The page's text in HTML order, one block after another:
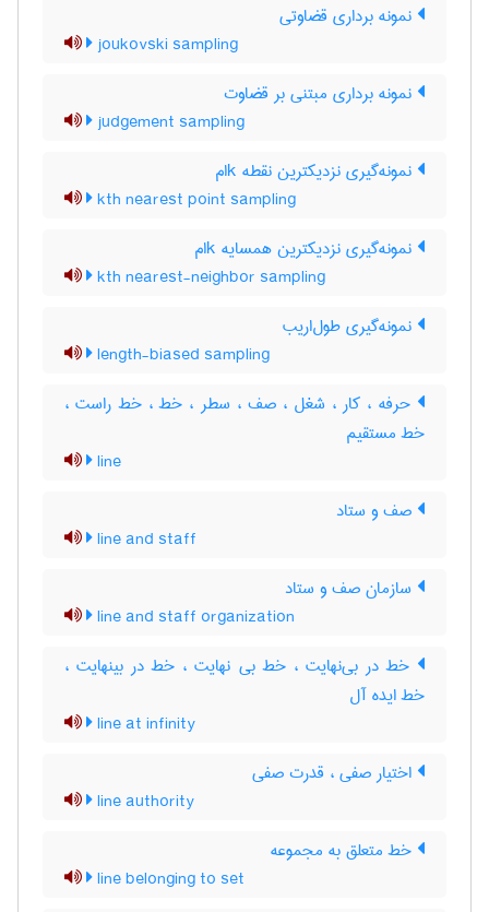
نمونه برداری قضاوتی
joukovski sampling
نمونه برداری مبتنی بر قضاوت
judgement sampling
نمونه‌گیری نزدیکترین نقطه kام
kth nearest point sampling
نمونه‌گیری نزدیکترین همسایه kام
kth nearest-neighbor sampling
نمونه‌گیری طول‌اریب
length-biased sampling
حرفه ، کار ، شغل ، صف ، سطر ، خط ، خط راست ،
خط مستقیم
line
صف و ستاد
line and staff
سازمان صف و ستاد
line and staff organization
خط در بی‌نهایت ، خط بی نهایت ، خط در بینهایت ،
خط ایده آل
line at infinity
اختیار صفی ، قدرت صفی
line authority
خط متعلق به مجموعه
line belonging to set